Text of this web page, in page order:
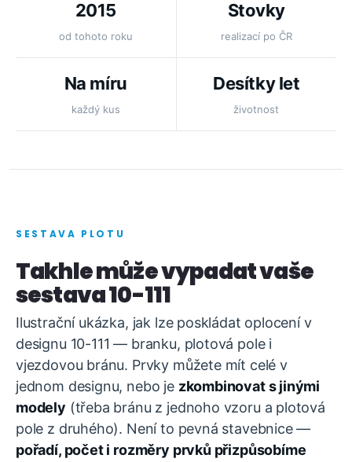
2015
od tohoto roku
Stovky
realizací po ČR
Na míru
každý kus
Desítky let
životnost
SESTAVA PLOTU
Takhle může vypadat vaše
sestava 10-111
Ilustrační ukázka, jak lze poskládat oplocení v
designu 10-111 — branku, plotová pole i
vjezdovou bránu. Prvky můžete mít celé v
jednom designu, nebo je zkombinovat s jinými
modely (třeba bránu z jednoho vzoru a plotová
pole z druhého). Není to pevná stavebnice —
pořadí, počet i rozměry prvků přizpůsobíme